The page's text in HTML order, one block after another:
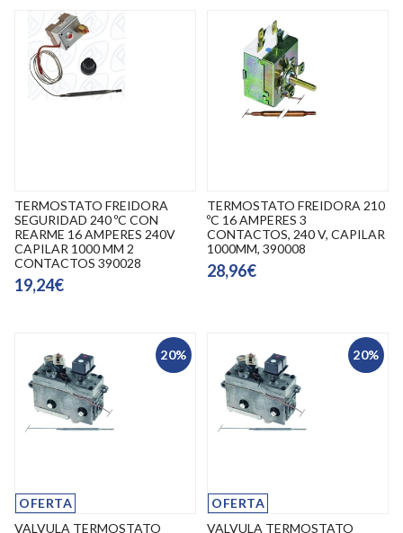
TERMOSTATO FREIDORA
SEGURIDAD 240 ºC CON
REARME 16 AMPERES 240V
CAPILAR 1000 MM 2
CONTACTOS 390028
19,24€
TERMOSTATO FREIDORA 210
ºC 16 AMPERES 3
CONTACTOS, 240 V, CAPILAR
1000MM, 390008
28,96€
20%
OFERTA
VALVULA TERMOSTATO
20%
OFERTA
VALVULA TERMOSTATO